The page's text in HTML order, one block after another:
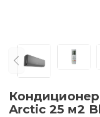
Arctic 25 м2